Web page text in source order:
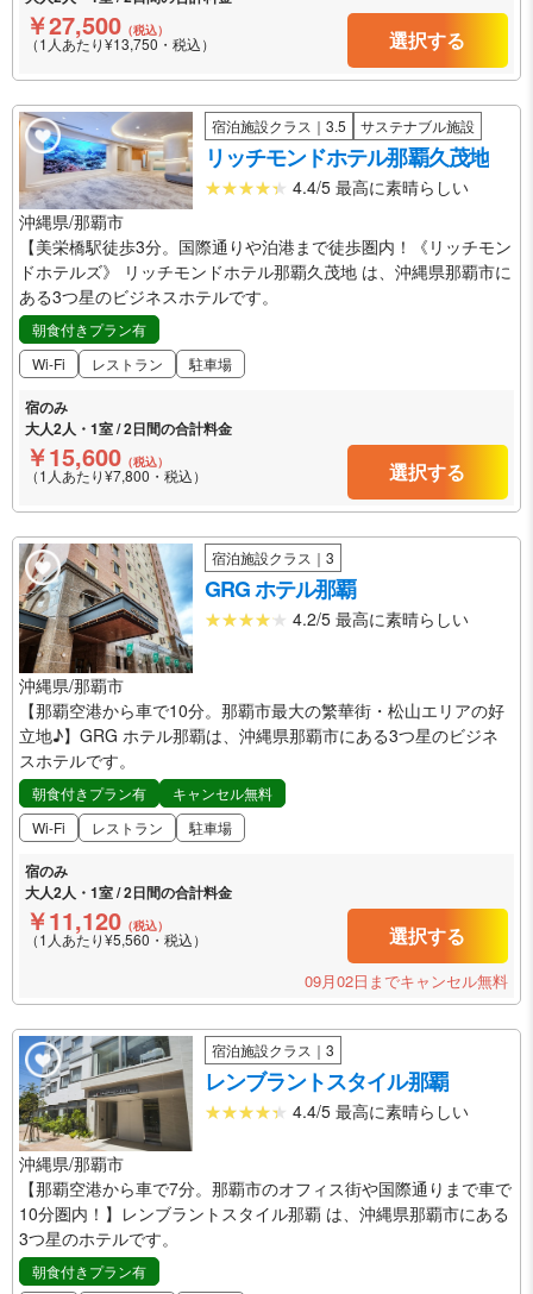
￥27,500 （税込）
（1人あたり¥13,750・税込） 選択する
宿泊施設クラス｜3.5 サステナブル施設
リッチモンドホテル那覇久茂地
4.4/5 最高に素晴らしい
沖縄県/那覇市
【美栄橋駅徒歩3分。国際通りや泊港まで徒歩圏内！《リッチモン
ドホテルズ》 リッチモンドホテル那覇久茂地 は、沖縄県那覇市に
ある3つ星のビジネスホテルです。
朝食付きプラン有
Wi-Fi
レストラン 駐車場
宿のみ
大人2人・1室 / 2日間の合計料金
￥15,600 （税込）
（1人あたり¥7,800・税込） 選択する
宿泊施設クラス｜3
GRG ホテル那覇
4.2/5 最高に素晴らしい
沖縄県/那覇市
【那覇空港から車で10分。那覇市最大の繁華街・松山エリアの好
立地♪】GRG ホテル那覇は、沖縄県那覇市にある3つ星のビジネ
スホテルです。
朝食付きプラン有
キャンセル無料
Wi-Fi
レストラン 駐車場
宿のみ
大人2人・1室 / 2日間の合計料金
￥11,120 （税込）
（1人あたり¥5,560・税込） 選択する
09月02日までキャンセル無料
宿泊施設クラス｜3
レンブラントスタイル那覇
4.4/5 最高に素晴らしい
沖縄県/那覇市
【那覇空港から車で7分。那覇市のオフィス街や国際通りまで車で
10分圏内！】レンブラントスタイル那覇 は、沖縄県那覇市にある
3つ星のホテルです。
朝食付きプラン有